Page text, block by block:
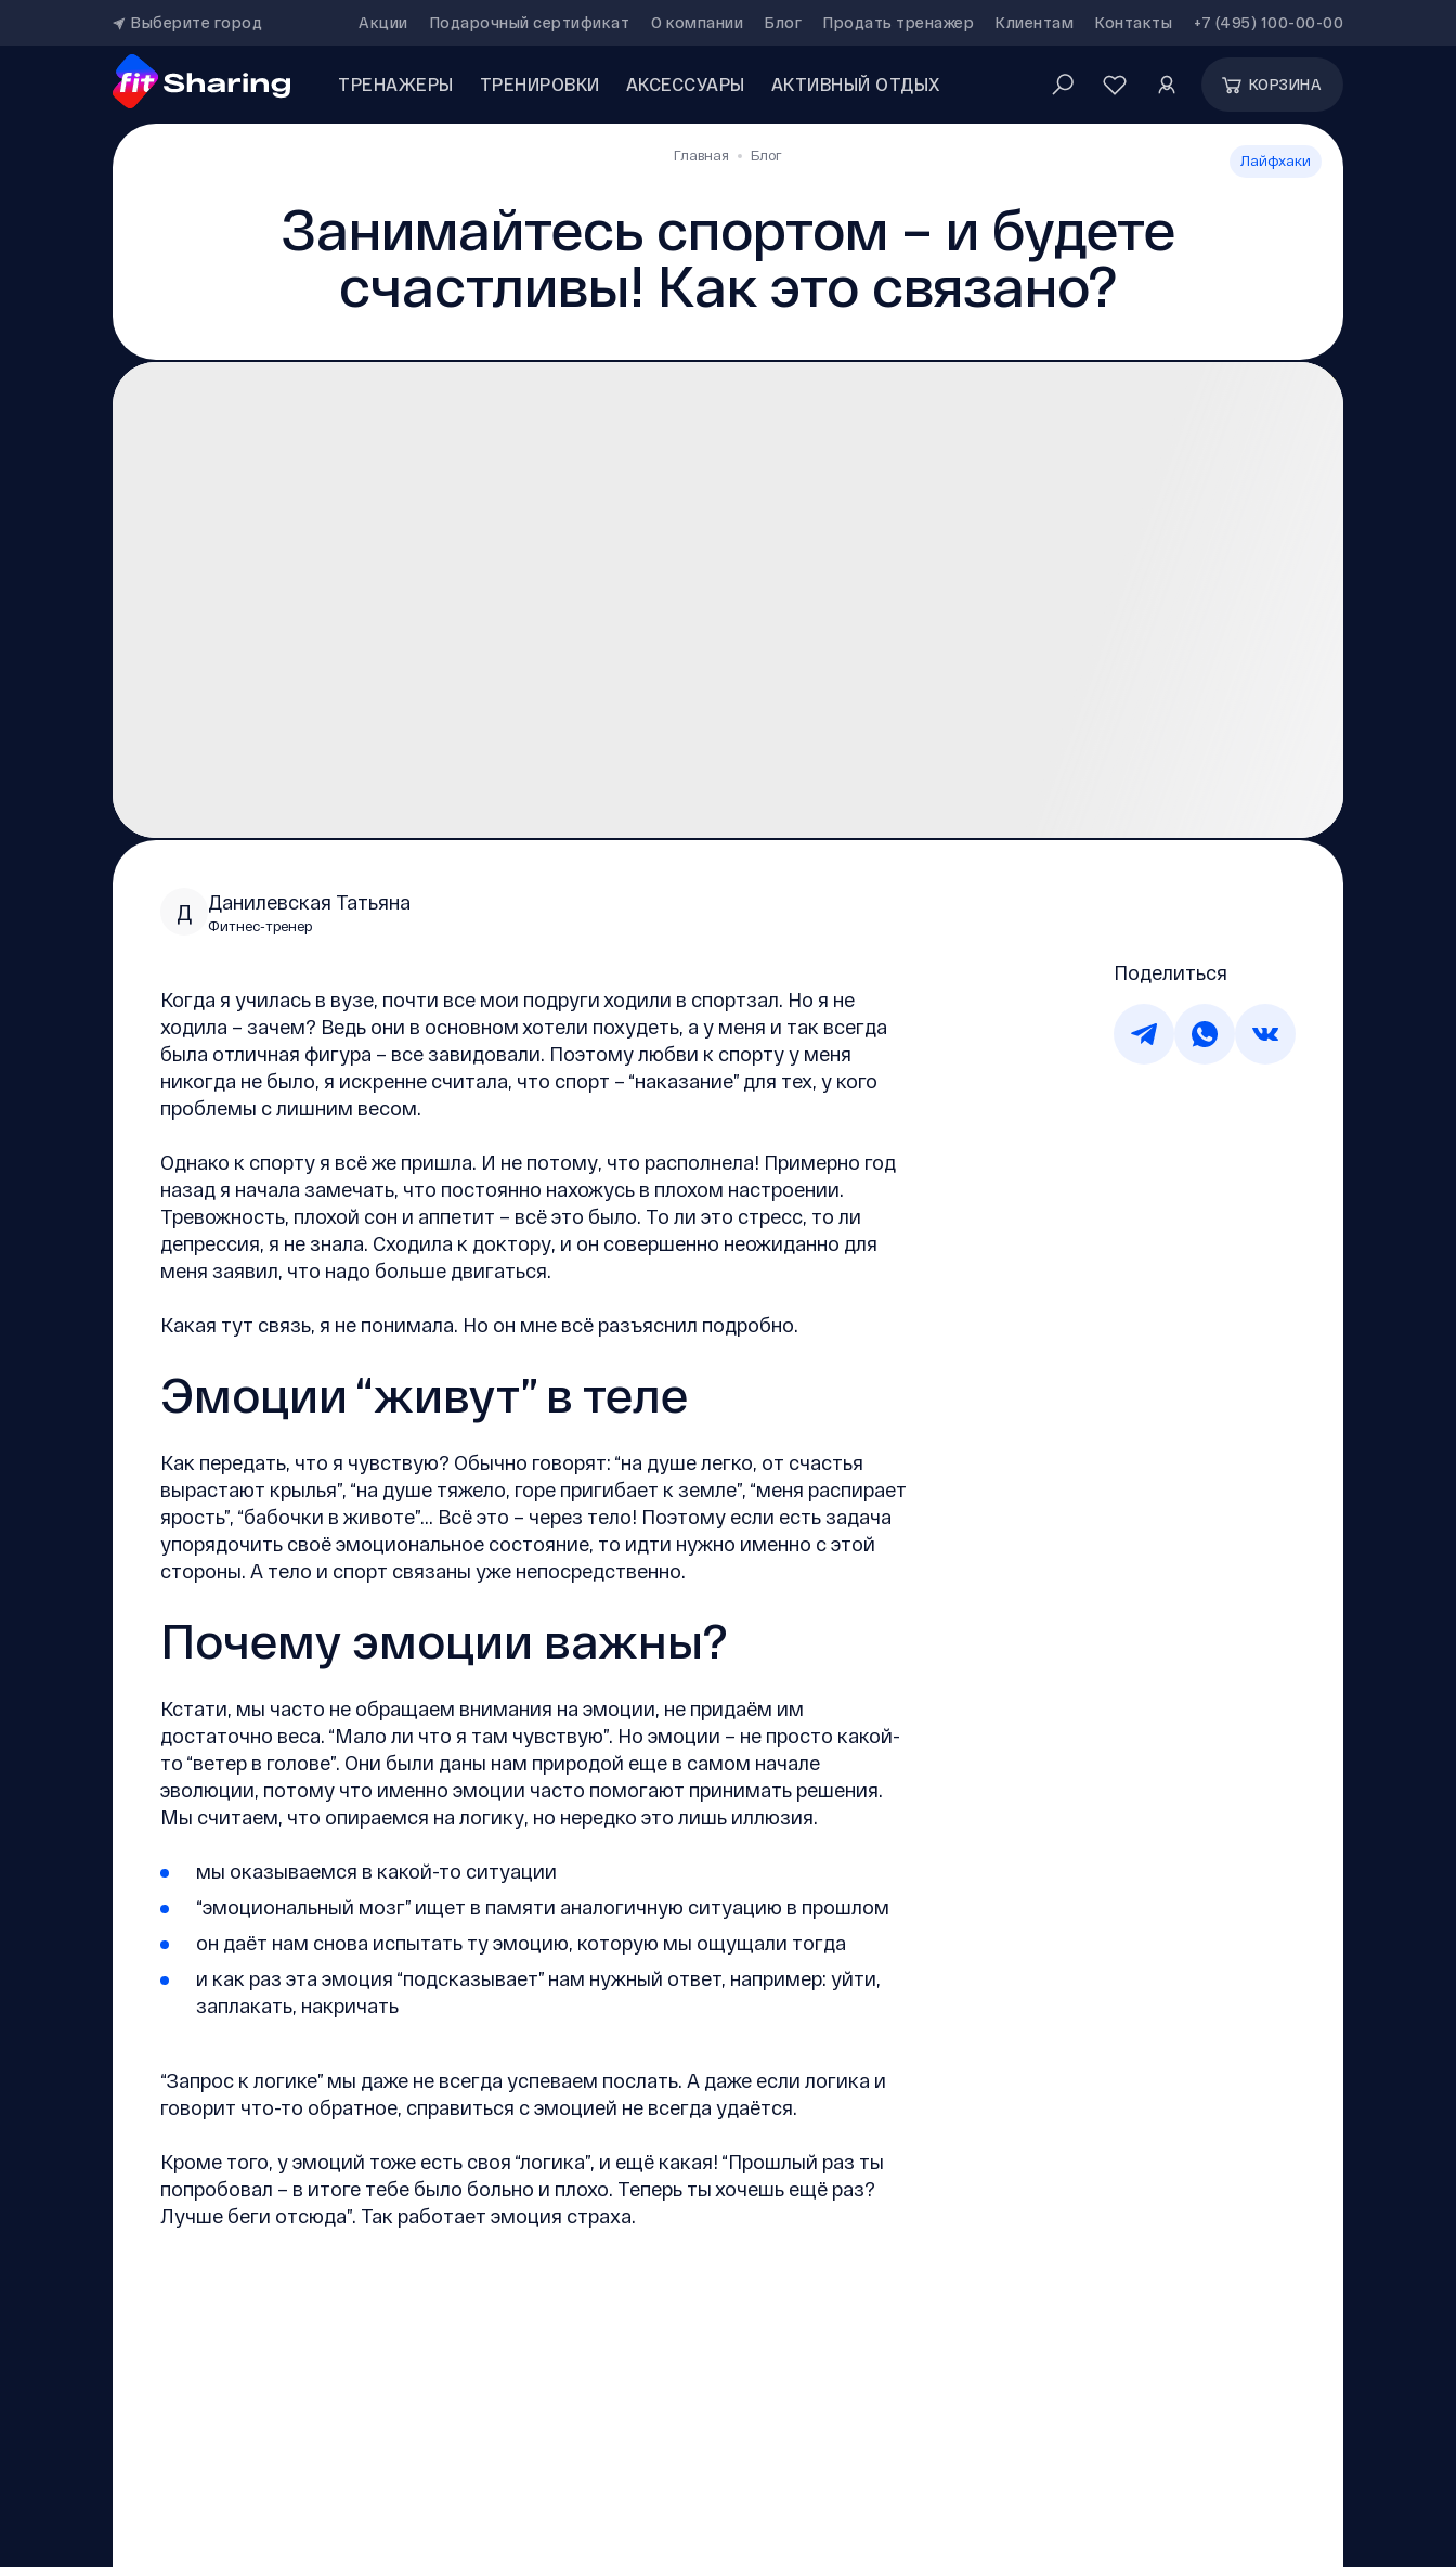
Выберите город Акции Подарочный сертификат О компании Блог Продать тренажер Клиентам Контакты +7 (495) 100-00-00
ТРЕНАЖЕРЫ ТРЕНИРОВКИ АКСЕССУАРЫ АКТИВНЫЙ ОТДЫХ КОРЗИНА
Главная Блог
Занимайтесь спортом – и будете
счастливы! Как это связано?
Лайфхаки
Д Данилевская Татьяна
Фитнес-тренер
Когда я училась в вузе, почти все мои подруги ходили в спортзал. Но я не
ходила – зачем? Ведь они в основном хотели похудеть, а у меня и так всегда
была отличная фигура – все завидовали. Поэтому любви к спорту у меня
никогда не было, я искренне считала, что спорт – “наказание” для тех, у кого
проблемы с лишним весом.
Однако к спорту я всё же пришла. И не потому, что располнела! Примерно год
назад я начала замечать, что постоянно нахожусь в плохом настроении.
Тревожность, плохой сон и аппетит – всё это было. То ли это стресс, то ли
депрессия, я не знала. Сходила к доктору, и он совершенно неожиданно для
меня заявил, что надо больше двигаться.
Какая тут связь, я не понимала. Но он мне всё разъяснил подробно.
Эмоции “живут” в теле
Как передать, что я чувствую? Обычно говорят: “на душе легко, от счастья
вырастают крылья”, “на душе тяжело, горе пригибает к земле”, “меня распирает
ярость”, “бабочки в животе”... Всё это – через тело! Поэтому если есть задача
упорядочить своё эмоциональное состояние, то идти нужно именно с этой
стороны. А тело и спорт связаны уже непосредственно.
Почему эмоции важны?
Кстати, мы часто не обращаем внимания на эмоции, не придаём им
достаточно веса. “Мало ли что я там чувствую”. Но эмоции – не просто какой-
то “ветер в голове”. Они были даны нам природой еще в самом начале
эволюции, потому что именно эмоции часто помогают принимать решения.
Мы считаем, что опираемся на логику, но нередко это лишь иллюзия.
мы оказываемся в какой-то ситуации
“эмоциональный мозг” ищет в памяти аналогичную ситуацию в прошлом
он даёт нам снова испытать ту эмоцию, которую мы ощущали тогда
и как раз эта эмоция “подсказывает” нам нужный ответ, например: уйти,
заплакать, накричать
“Запрос к логике” мы даже не всегда успеваем послать. А даже если логика и
говорит что-то обратное, справиться с эмоцией не всегда удаётся.
Кроме того, у эмоций тоже есть своя “логика”, и ещё какая! “Прошлый раз ты
попробовал – в итоге тебе было больно и плохо. Теперь ты хочешь ещё раз?
Лучше беги отсюда”. Так работает эмоция страха.
Поделиться